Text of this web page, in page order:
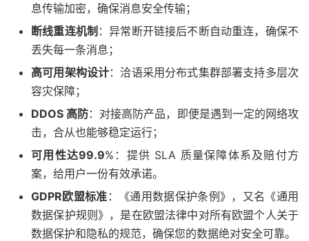
息传输加密，确保消息安全传输；
断线重连机制 ：异常断开链接后不断自动重连，确保不
丢失每一条消息；
高可用架构设计：洽语采用分布式集群部署支持多层次
容灾保障；
DDOS 高防：对接高防产品，即便是遇到一定的网络攻
击，合从也能够稳定运行；
可用性达99.9%：提供 SLA 质量保障体系及赔付方
案，给用户一份有效承诺。
GDPR欧盟标准 ：《通用数据保护条例》，又名《通用
数据保护规则》，是在欧盟法律中对所有欧盟个人关于
数据保护和隐私的规范，确保您的数据绝对安全可靠。